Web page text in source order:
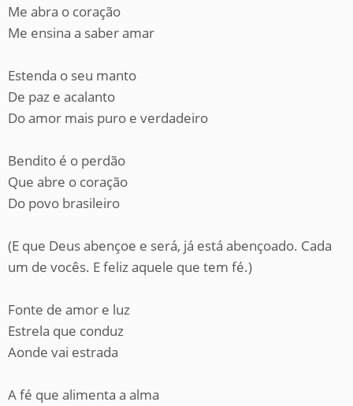
Me abra o coração
Me ensina a saber amar
Estenda o seu manto
De paz e acalanto
Do amor mais puro e verdadeiro
Bendito é o perdão
Que abre o coração
Do povo brasileiro
(E que Deus abençoe e será, já está abençoado. Cada
um de vocês. E feliz aquele que tem fé.)
Fonte de amor e luz
Estrela que conduz
Aonde vai estrada
A fé que alimenta a alma